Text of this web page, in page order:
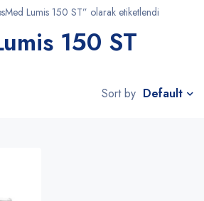
Lumis 150 ST” olarak etiketlendi
150 ST
Sort by Default